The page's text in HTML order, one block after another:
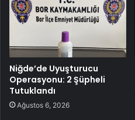
Niğde’de Uyuşturucu
Operasyonu: 2 Şüpheli
Tutuklandı
Ağustos 6, 2026